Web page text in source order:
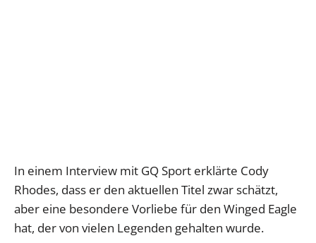
In einem Interview mit GQ Sport erklärte Cody
Rhodes, dass er den aktuellen Titel zwar schätzt,
aber eine besondere Vorliebe für den Winged Eagle
hat, der von vielen Legenden gehalten wurde.